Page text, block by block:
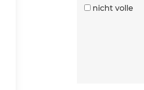
nicht volle